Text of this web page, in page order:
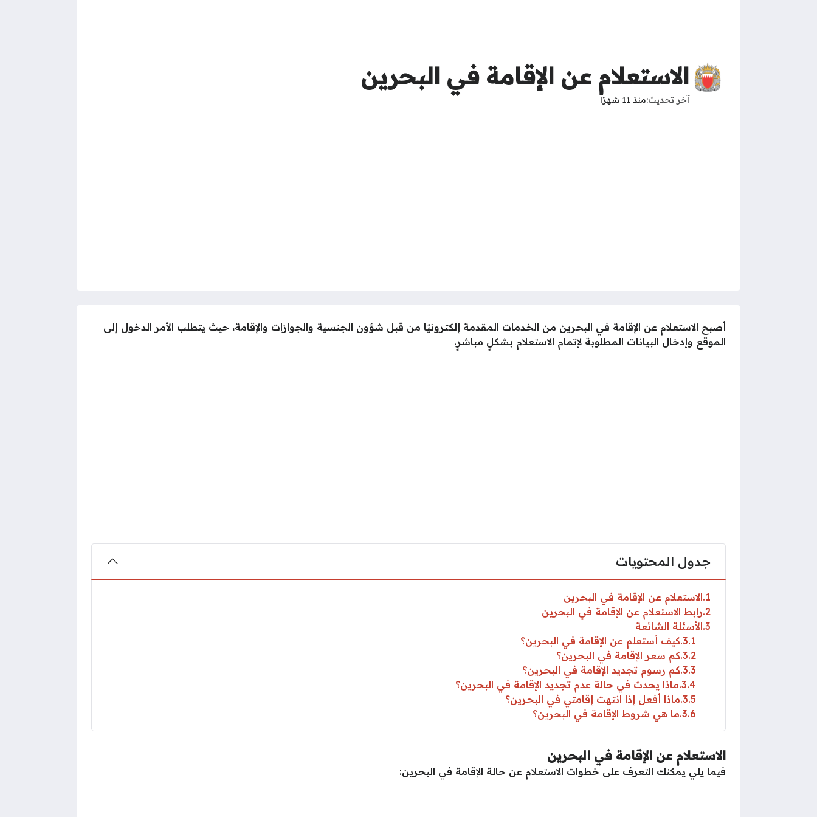
الاستعلام عن الإقامة في البحرين
آخر تحديث منذ 11 شهرًا
أصبح الاستعلام عن الإقامة في البحرين من الخدمات المقدمة إلكترونيًا من قبل شؤون الجنسية والجوازات والإقامة، حيث يتطلب الأمر الدخول إلى
الموقع وإدخال البيانات المطلوبة لإتمام الاستعلام بشكلٍ مباشرٍ.
جدول المحتويات
1 الاستعلام عن الإقامة في البحرين
2 رابط الاستعلام عن الإقامة في البحرين
3 الأسئلة الشائعة
3.1 كيف أستعلم عن الإقامة في البحرين؟
3.2 كم سعر الإقامة في البحرين؟
3.3 كم رسوم تجديد الإقامة في البحرين؟
3.4 ماذا يحدث في حالة عدم تجديد الإقامة في البحرين؟
3.5 ماذا أفعل إذا انتهت إقامتي في البحرين؟
3.6 ما هي شروط الإقامة في البحرين؟
الاستعلام عن الإقامة في البحرين
فيما يلي يمكنك التعرف على خطوات الاستعلام عن حالة الإقامة في البحرين: